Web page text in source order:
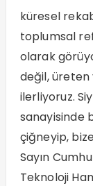
küresel
toplumsal
olarak
değil,
ilerliyoruz.
sanayisinde
çiğneyip,
Sayın
Teknoloji